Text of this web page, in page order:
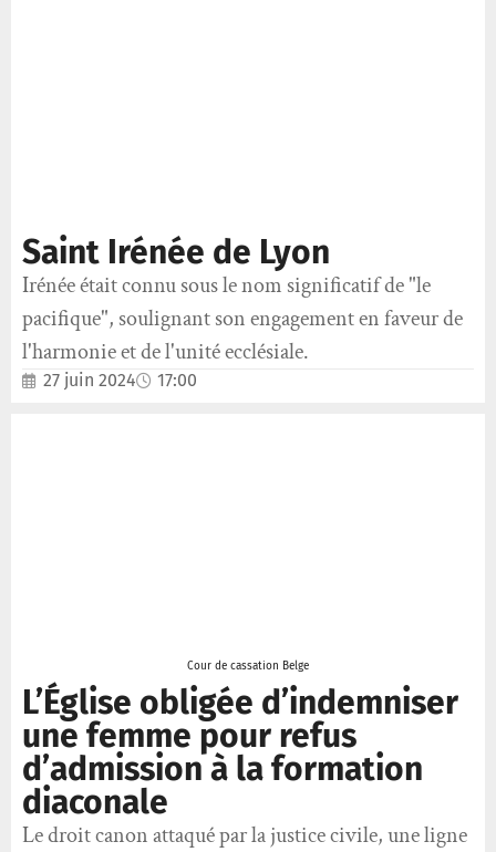
Saint Irénée de Lyon
Irénée était connu sous le nom significatif de "le
pacifique", soulignant son engagement en faveur de
l'harmonie et de l'unité ecclésiale.
27 juin 2024 17:00
Cour de cassation Belge
L’Église obligée d’indemniser
une femme pour refus
d’admission à la formation
diaconale
Le droit canon attaqué par la justice civile, une ligne